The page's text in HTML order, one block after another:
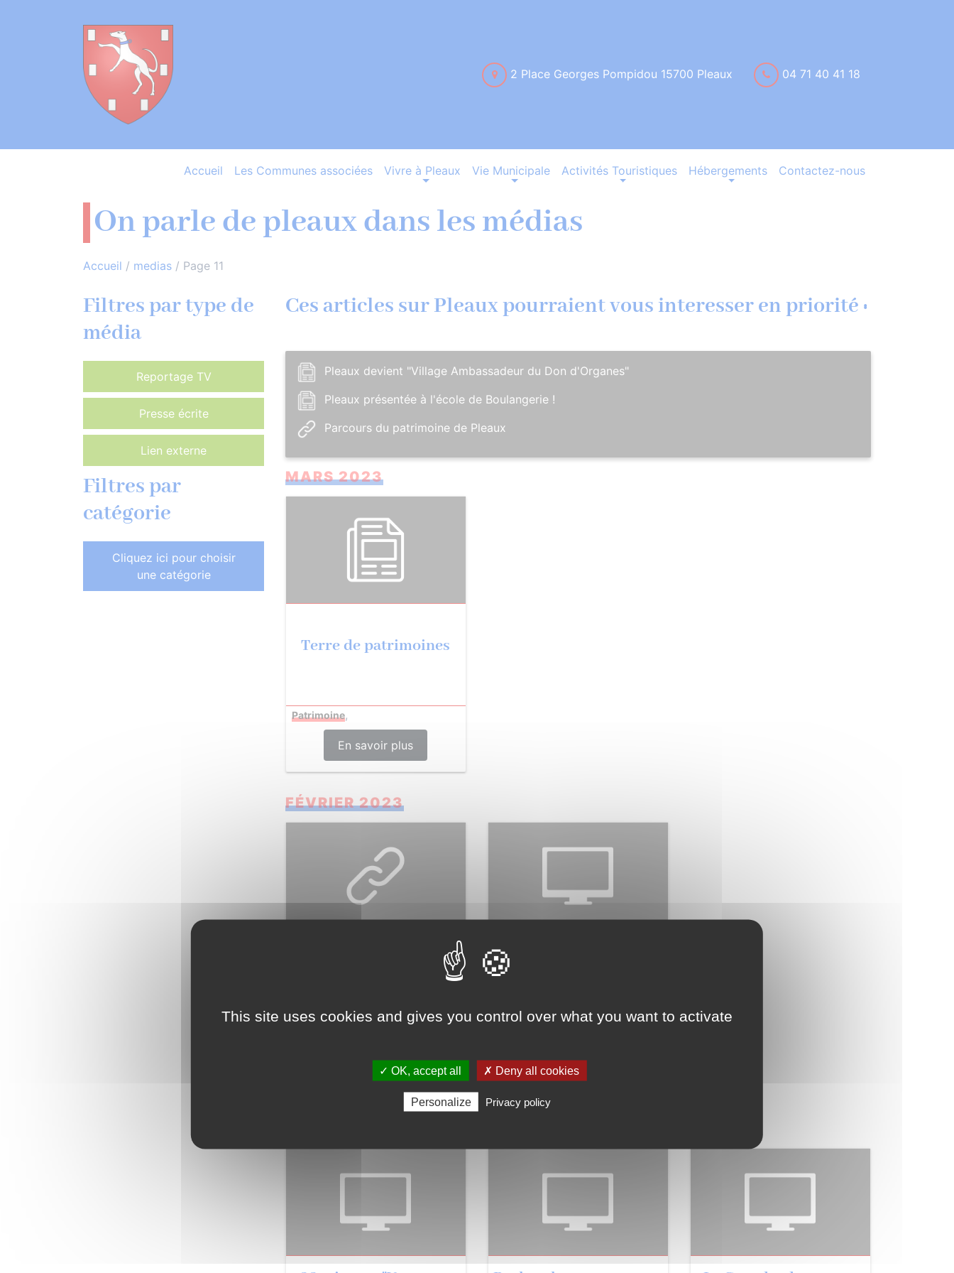
2 Place Georges Pompidou 15700 Pleaux 04 71 40 41 18
Accueil Les Communes associées Vivre à Pleaux Vie Municipale Activités Touristiques Hébergements Contactez-nous
On parle de pleaux dans les médias
Accueil / medias / Page 11
Filtres par type de
média
Reportage TV
Presse écrite
Lien externe
Filtres par
catégorie
Cliquez ici pour choisir
une catégorie
Ces articles sur Pleaux pourraient vous interesser en priorité :
Pleaux devient "Village Ambassadeur du Don d'Organes"
Pleaux présentée à l'école de Boulangerie !
Parcours du patrimoine de Pleaux
MARS 2023
Terre de patrimoines
Patrimoine,
En savoir plus
FÉVRIER 2023
En savoir plus
Résidence d'Architectes
En savoir plus
This site uses cookies and gives you control over what you want to activate
✓ OK, accept all ✗ Deny all cookies
Personalize Privacy policy